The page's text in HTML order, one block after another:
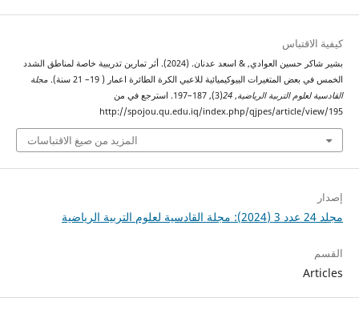
كيفية الاقتباس
بشير شاكر حسين العوادي, & اسعد عدنان. (2024). أثر تمارين تدريبية خاصة لمناطق الشدد
الخمس في بعض المتغيرات البيوكيميائية للاعبي الكرة الطائرة اعمار ( 19– 21 سنة).
مجلة
القادسية لعلوم التربية الرياضية,
24
(3), 187–197. استرجع في من
http://spojou.qu.edu.iq/index.php/qjpes/article/view/195
المزيد من صيغ الاقتباسات
إصدار
مجلد 24 عدد 3 (2024): مجلة القادسية لعلوم التربية الرياضية
القسم
Articles